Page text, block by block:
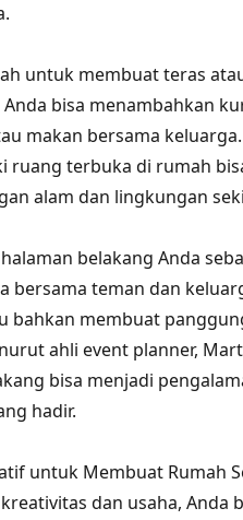
untuk membuat teras
Anda bisa menambahkan
makan bersama
ruang terbuka di rumah
alam dan lingkungan
belakang Anda
bersama teman dan
bahkan membuat
ahli event planner,
bisa menjadi
hadir.
untuk Membuat Rumah
dan usaha, Anda